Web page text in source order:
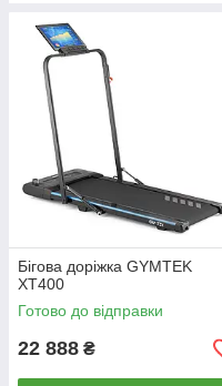
Бігова доріжка GYMTEK
XT400
Готово до відправки
22 888 ₴